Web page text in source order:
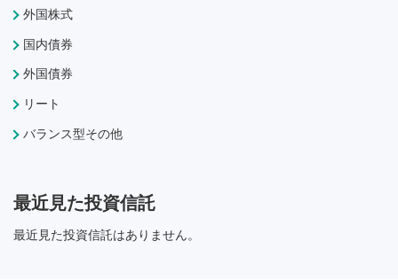
外国株式
国内債券
外国債券
リート
バランス型その他
最近見た投資信託
最近見た投資信託はありません。